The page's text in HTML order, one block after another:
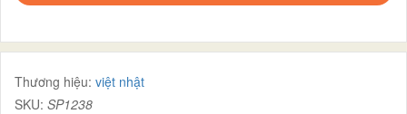
Thương hiệu: việt nhật
SKU: SP1238